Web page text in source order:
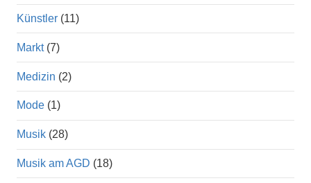
Künstler (11)
Markt(7)
Medizin (2)
Mode (1)
Musik (28)
Musik am AGD (18)